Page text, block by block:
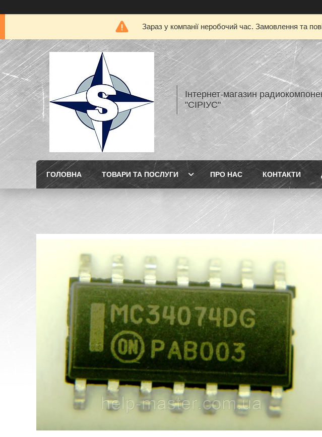
Зараз у компанії неробочий час. Замовлення та
Інтернет-магазин
"СІРІУС"
ГОЛОВНА ТОВАРИ ТА ПОСЛУГИ ПРО НАС КОНТАКТИ